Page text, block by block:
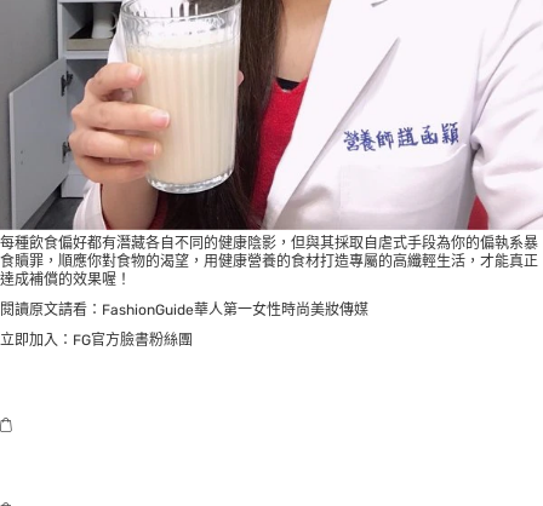
每種飲食偏好都有潛藏各自不同的健康陰影，但與其採取自虐式手段為你的偏執系暴
食贖罪，順應你對食物的渴望，用健康營養的食材打造專屬的高纖輕生活，才能真正
達成補償的效果喔！
閱讀原文請看： FashionGuide華人第一女性時尚美妝傳媒
立即加入： FG官方臉書粉絲團